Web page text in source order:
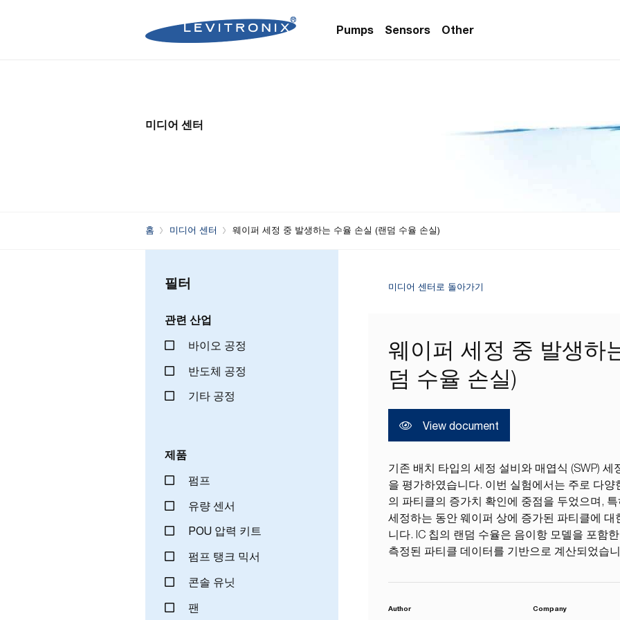
Pumps
Microelectronics Pumps (Solvent Applications)
Sensors
Microelectronics Clamp-On Flow Sensors
Bioprocessing Clamp-On Flow Sensors (First
Other
Bioprocessing Flow Controllers (Single-Use)
미디어 센터
홈 미디어 센터 웨이퍼 세정 중 발생하는 수율 손실 (랜덤 수율 손실)
필터
관련 산업
바이오 공정
반도체 공정
기타 공정
제품
펌프
유량 센서
POU 압력 키트
펌프 탱크 믹서
콘솔 유닛
팬
미디어 센터로 돌아가기
웨이퍼 세정 중 발생하
덤 수율 손실)
View document
기존 배치 타입의 세정 설비와 매엽식 (SWP)
을 평가하였습니다. 이번 실험에서는 주로 다
의 파티클의 증가치 확인에 중점을 두었으며,
세정하는 동안 웨이퍼 상에 증가된 파티클에
니다. IC 칩의 랜덤 수율은 음이항 모델을 포함
측정된 파티클 데이터를 기반으로 계산되었습
Author Company